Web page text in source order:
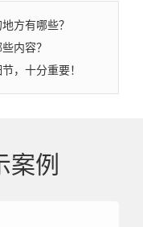
方有哪些？
内容？
，十分重要！
案例